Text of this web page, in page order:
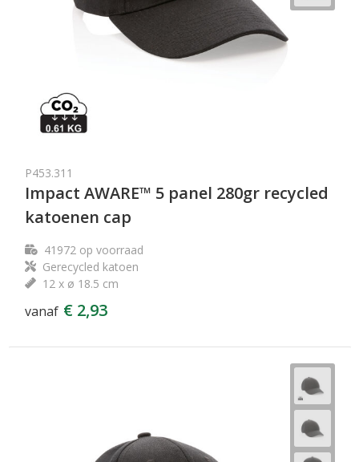
P453.311
Impact AWARE™ 5 panel 280gr recycled
katoenen cap
41972op voorraad
Gerecycled katoen
12 x ø 18.5 cm
vanaf € 2,93